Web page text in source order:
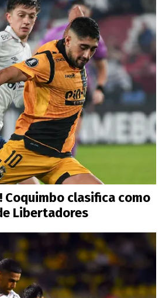
Coquimbo clasifica como
Libertadores